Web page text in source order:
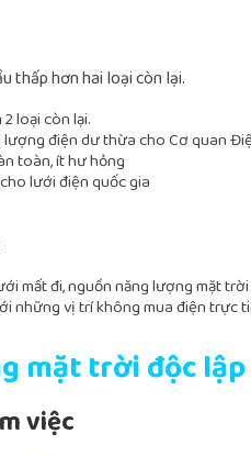
thấp hơn hai loại còn lại.
loại còn lại.
lượng điện dư thừa cho Cơ quan
toàn, ít hư hỏng
lưới điện quốc gia
mất đi, nguồn năng lượng mặt
những vị trí không mua điện trực
mặt trời độc lập
việc